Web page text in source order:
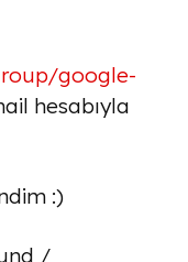
google-
hesabıyla
:)
/